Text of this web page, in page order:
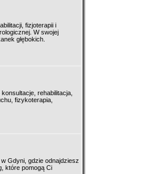
fizjoterapii i
W swojej
głębokich.
rehabilitacja,
fizykoterapia,
Gdyni, gdzie odnajdziesz
które pomogą Ci